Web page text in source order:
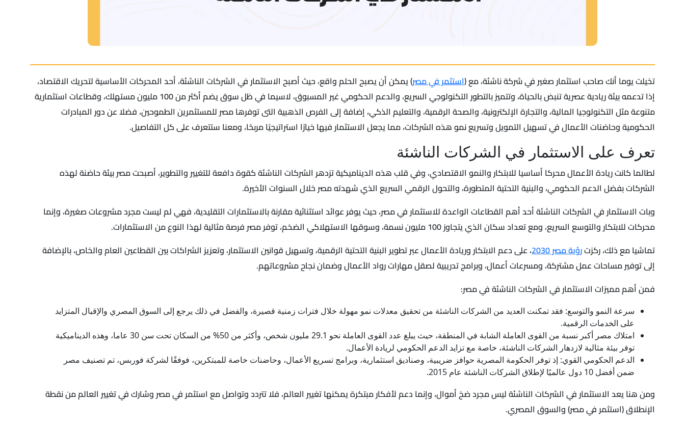
تخيلت يوما أنك صاحب استثمار صغير في شركة ناشئة، مع (استثمر في مصر) يمكن أن يصبح الحلم واقع، حيث أصبح الاستثمار في الشركات الناشئة، أحد المحركات الأساسية لتحريك الاقتصاد،
إذا تدعمه بيئة ريادية عصرية تنبض بالحياة، وتتميز بالتطور التكنولوجي السريع، والدعم الحكومي غير المسبوق، لاسيما في ظل سوق يضم أكثر من 100 مليون مستهلك، وقطاعات استثمارية
متنوعة مثل التكنولوجيا المالية، والتجارة الإلكترونية، والصحة الرقمية، والتعليم الذكي، إضافة إلى الفرص الذهبية التى توفرها مصر للمستثمرين الطموحين، فضلا عن دور المبادرات
الحكومية وحاضنات الأعمال في تسهيل التمويل وتسريع نمو هذه الشركات، مما يجعل الاستثمار فيها خيارًا استراتيجيًا مربحًا، ومعنا ستتعرف على كل التفاصيل.
تعرف على الاستثمار في الشركات الناشئة
لطالما كانت ريادة الأعمال محركا أساسيا للابتكار والنمو الاقتصادي، وفي قلب هذه الديناميكية تزدهر الشركات الناشئة كقوة دافعة للتغيير والتطوير، أصبحت مصر بيئة حاضنة لهذه
الشركات بفضل الدعم الحكومي، والبنية التحتية المتطورة، والتحول الرقمي السريع الذي شهدته مصر خلال السنوات الأخيرة.
وبات الاستثمار في الشركات الناشئة أحد أهم القطاعات الواعدة للاستثمار في مصر، حيث يوفر عوائد استثنائية مقارنة بالاستثمارات التقليدية، فهي لم ليست مجرد مشروعات صغيرة، وإنما
محركات للابتكار والتوسع السريع، ومع تعداد سكان الذي يتجاوز 100 مليون نسمة، وسوقها الاستهلاكي الضخم، توفر مصر فرصة مثالية لهذا النوع من الاستثمارات.
تماشيا مع ذلك، ركزترؤية مصر 2030
، على دعم الابتكار وريادة الأعمال عبر تطوير البنية التحتية الرقمية، وتسهيل قوانين الاستثمار، وتعزيز الشراكات بين القطاعين العام والخاص، بالإضافة
إلى توفير مساحات عمل مشتركة، ومسرعات أعمال، وبرامج تدريبية لصقل مهارات رواد الأعمال وضمان نجاح مشروعاتهم.
فمن أهم مميزات الاستثمار في الشركات الناشئة في مصر:
سرعة النمو والتوسع: فقد تمكنت العديد من الشركات الناشئة من تحقيق معدلات نمو مهولة خلال فترات زمنية قصيرة، والفضل في ذلك يرجع إلى السوق المصري والإقبال المتزايد
على الخدمات الرقمية.
امتلاك مصر أكبر نسبة من القوى العاملة الشابة في المنطقة، حيث يبلغ عدد القوى العاملة نحو 29.1 مليون شخص، وأكثر من 50% من السكان تحت سن 30 عاما، وهذه الديناميكية
توفر بيئة مثالية لازدهار الشركات الناشئة، خاصة مع تزايد الدعم الحكومي لريادة الأعمال.
الدعم الحكومي القوي: إذ توفر الحكومة المصرية حوافز ضريبية، وصناديق استثمارية، وبرامج تسريع الأعمال، وحاضنات خاصة للمبتكرين، فوفقًا لشركة فوربس، تم تصنيف مصر
ضمن أفضل 10 دول عالميًا لإطلاق الشركات الناشئة عام 2015.
ومن هنا يعد الاستثمار في الشركات الناشئة ليس مجرد ضخ أموال، وإنما دعم لأفكار مبتكرة يمكنها تغيير العالم، فلا تتردد وتواصل مع استثمر في مصر وشارك في تغيير العالم من نقطة
الإنطلاق (استثمر في مصر) والسوق المصري.